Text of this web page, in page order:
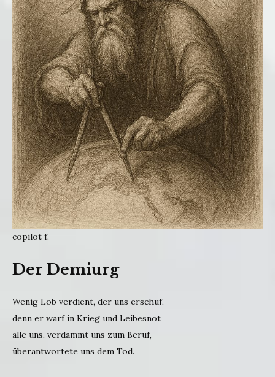
copilot f.
Der Demiurg
Wenig Lob verdient, der uns erschuf,
denn er warf in Krieg und Leibesnot
alle uns, verdammt uns zum Beruf,
überantwortete uns dem Tod.